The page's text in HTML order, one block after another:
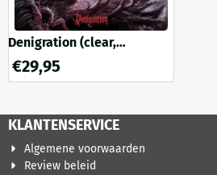
Denigration (clear,
turquoise blue with red &
neon pink splatter vinyl)
€29,95
KLANTENSERVICE
Algemene voorwaarden
Review beleid